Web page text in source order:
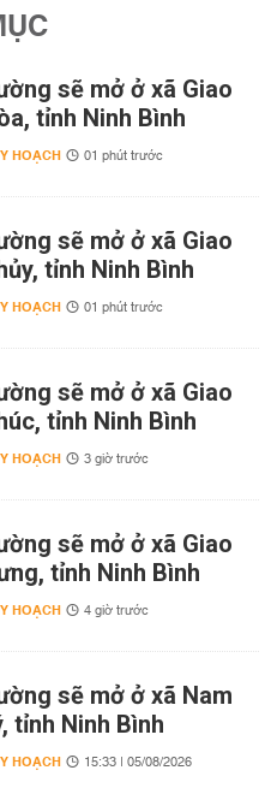
sẽ mở ở xã Giao
tỉnh Ninh Bình
HOẠCH 01 phút trước
sẽ mở ở xã Giao
tỉnh Ninh Bình
HOẠCH 01 phút trước
sẽ mở ở xã Giao
tỉnh Ninh Bình
HOẠCH 3 giờ trước
sẽ mở ở xã Giao
tỉnh Ninh Bình
HOẠCH 4 giờ trước
sẽ mở ở xã Nam
tỉnh Ninh Bình
HOẠCH 15:33 | 05/08/2026